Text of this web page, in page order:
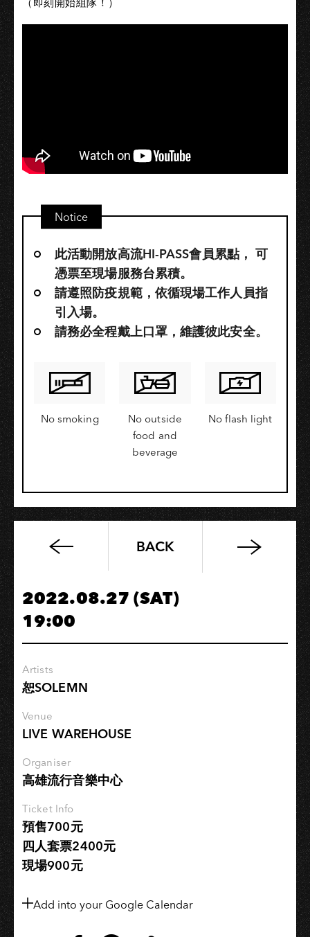
Notice
此活動開放高流HI-PASS會員累點，​ 可
憑票至現場服務台累積。
請遵照防疫規範，依循現場工作人員指
引入場。
請務必全程戴上口罩，維護彼此安全。
No smoking
No outside
food and
beverage
No flash light
路
風
景
2022
演
高
場
BACK
2022.08.27 (SAT)
19:00
Artists
恕SOLEMN
Venue
LIVE WAREHOUSE
Organiser
高雄流行音樂中心
Ticket Info
預售700元
四人套票2400元
現場900元
Add into your Google Calendar